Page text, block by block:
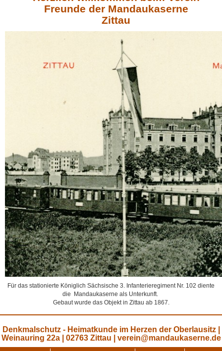
Freunde der Mandaukaserne
Zittau
Für das stationierte Königlich Sächsische 3. Infanterieregiment Nr. 102 diente
die Mandaukaserne als Unterkunft.
Gebaut wurde das Objekt in Zittau ab 1867.
Denkmalschutz - Heimatkunde im Herzen der Oberlausitz |
Weinauring 22a | 02763 Zittau | verein@mandaukaserne.de